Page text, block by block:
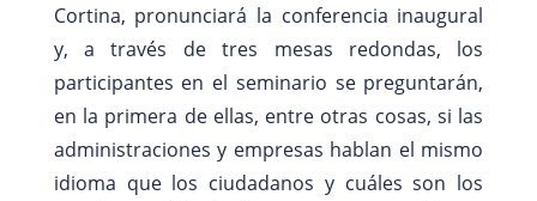
Cortina, pronunciará la conferencia inaugural
y, a través de tres mesas redondas, los
participantes en el seminario se preguntarán,
en la primera de ellas, entre otras cosas, si las
administraciones y empresas hablan el mismo
idioma que los ciudadanos y cuáles son los